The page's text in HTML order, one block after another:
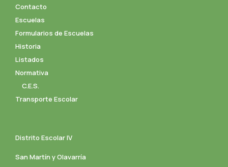
Contacto
Escuelas
Formularios de Escuelas
Historia
Listados
Normativa
C.E.S.
Transporte Escolar
Distrito Escolar IV
San Martín y Olavarría